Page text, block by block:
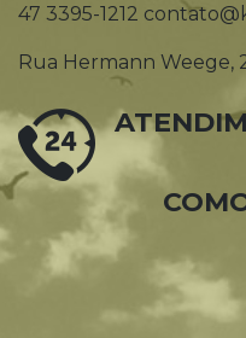
47 3395-1212
Rua Hermann Weege,